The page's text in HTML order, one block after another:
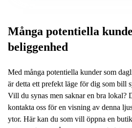
Många potentiella
beliggenhed
Med många potentiella kunder som
är detta ett prefekt läge för dig som bill
Vill du synas men saknar en bra lokal?
kontakta oss för en visning av denna
ytor. Här kan du som vill öppna en